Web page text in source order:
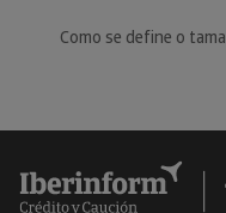
Como se define o